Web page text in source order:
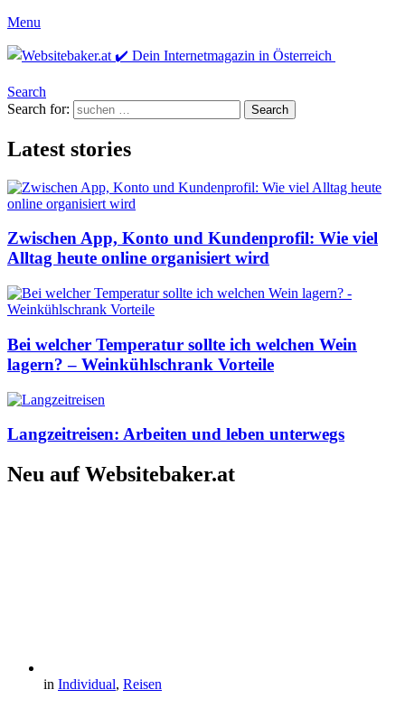
Menu
Search
Search for:
Search
Latest stories
Zwischen App, Konto und Kundenprofil: Wie viel
Alltag heute online organisiert wird
Bei welcher Temperatur sollte ich welchen Wein
lagern? – Weinkühlschrank Vorteile
Langzeitreisen: Arbeiten und leben unterwegs
Neu auf Websitebaker.at
in Individual, Reisen